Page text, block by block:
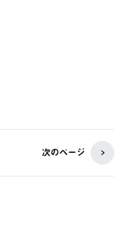
次のページ